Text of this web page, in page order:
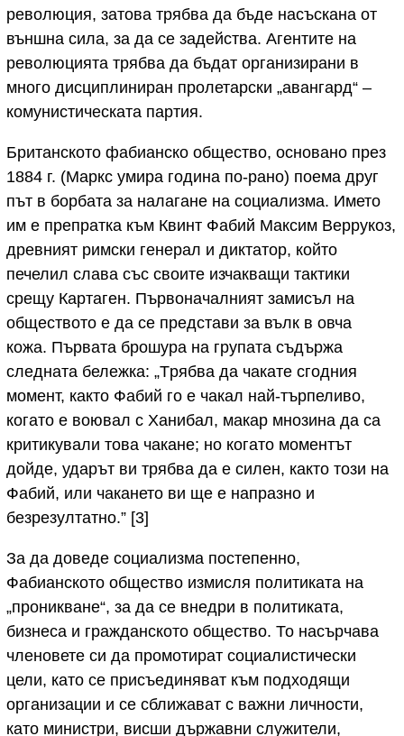
революция, затова трябва да бъде насъскана от
външна сила, за да се задейства. Агентите на
революцията трябва да бъдат организирани в
много дисциплиниран пролетарски „авангард“ –
комунистическата партия.
Британското фабианско общество, основано през
1884 г. (Маркс умира година по-рано) поема друг
път в борбата за налагане на социализма. Името
им е препратка към Квинт Фабий Максим Веррукоз,
древният римски генерал и диктатор, който
печелил слава със своите изчакващи тактики
срещу Картаген. Първоначалният замисъл на
обществото е да се представи за вълк в овча
кожа. Първата брошура на групата съдържа
следната бележка: „Tрябва да чакате сгодния
момент, както Фабий го е чакал най-търпеливо,
когато е воювал с Ханибал, макар мнозина да са
критикували това чакане; но когато моментът
дойде, ударът ви трябва да е силен, както този на
Фабий, или чакането ви ще е напразно и
безрезултатно.” [3]
За да доведе социализма постепенно,
Фабианското общество измисля политиката на
„проникване“, за да се внедри в политиката,
бизнеса и гражданското общество. То насърчава
членовете си да промотират социалистически
цели, като се присъединяват към подходящи
организации и се сближават с важни личности,
като министри, висши държавни служители,